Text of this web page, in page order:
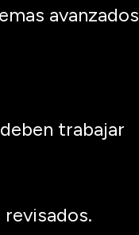
avanzados
trabajar